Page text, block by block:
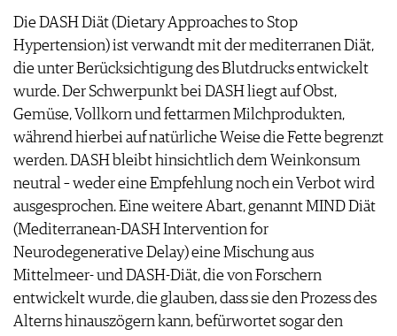
Die DASH Diät (Dietary Approaches to Stop
Hypertension) ist verwandt mit der mediterranen Diät,
die unter Berücksichtigung des Blutdrucks entwickelt
wurde. Der Schwerpunkt bei DASH liegt auf Obst,
Gemüse, Vollkorn und fettarmen Milchprodukten,
während hierbei auf natürliche Weise die Fette begrenzt
werden. DASH bleibt hinsichtlich dem Weinkonsum
neutral – weder eine Empfehlung noch ein Verbot wird
ausgesprochen. Eine weitere Abart, genannt MIND Diät
(Mediterranean-DASH Intervention for
Neurodegenerative Delay) eine Mischung aus
Mittelmeer- und DASH-Diät, die von Forschern
entwickelt wurde, die glauben, dass sie den Prozess des
Alterns hinauszögern kann, befürwortet sogar den